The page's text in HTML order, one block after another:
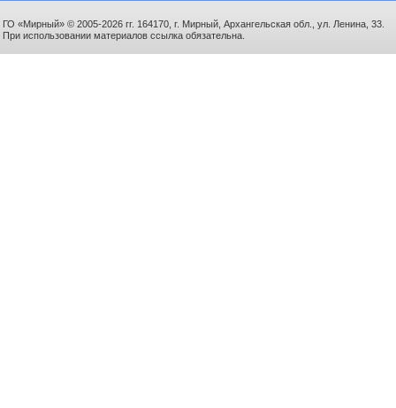
ГО «Мирный» © 2005-2026 гг. 164170, г. Мирный, Архангельская обл., ул. Ленина, 33.
При использовании материалов ссылка обязательна.